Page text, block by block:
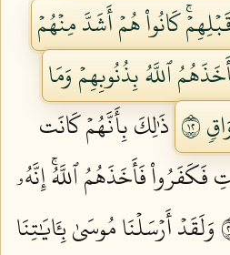
كَانُواْ هُمۡ أَشَدَّ مِنۡهُمۡ
ٱللَّهُ بِذُنُوبِهِمۡ وَمَا
ذَٰلِكَ بِأَنَّهُمۡ كَانَت
فَكَفَرُواْ فَأَخَذَهُمُ ٱللَّهُۚ إِنَّهُۥ
وَلَقَدۡ أَرۡسَلۡنَا مُوسَىٰ بِـَٔايَٰتِنَا